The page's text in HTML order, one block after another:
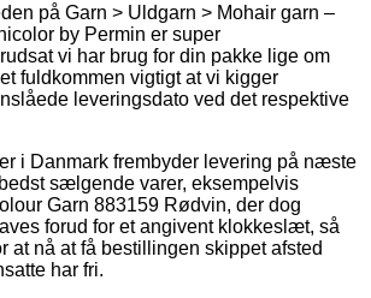
på Garn > Uldgarn > Mohair garn –
by Permin er super
vi har brug for din pakke lige om
fuldkommen vigtigt at vi kigger
leveringsdato ved det respektive
i Danmark frembyder levering på næste
sælgende varer, eksempelvis
Garn 883159 Rødvin, der dog
forud for et angivent klokkeslæt, så
at nå at få bestillingen skippet afsted
har fri.